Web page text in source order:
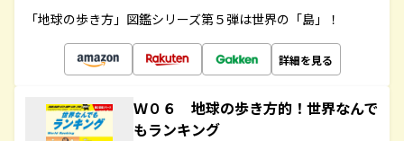
「地球の歩き方」図鑑シリーズ第５弾は世界の「島」！
詳細を見る
Ｗ０６ 地球の歩き方的！世界なんで
もランキング